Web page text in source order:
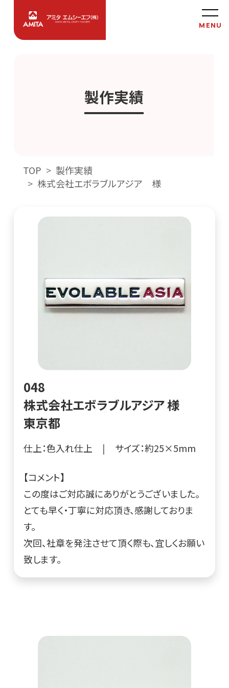
製作実績
TOP
製作実績
株式会社エボラブルアジア 様
048
株式会社エボラブルアジア 様
東京都
仕上：色入れ仕上 | サイズ：約25×5mm
【コメント】
この度はご対応誠にありがとうございました。
とても早く・丁寧に対応頂き、感謝しておりま
す。
次回、社章を発注させて頂く際も、宜しくお願い
致します。